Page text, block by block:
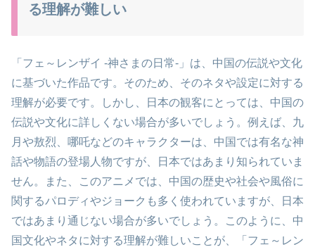
る理解が難しい
「フェ～レンザイ -神さまの日常-」は、中国の伝説や文化
に基づいた作品です。そのため、そのネタや設定に対する
理解が必要です。しかし、日本の観客にとっては、中国の
伝説や文化に詳しくない場合が多いでしょう。例えば、九
月や敖烈、哪吒などのキャラクターは、中国では有名な神
話や物語の登場人物ですが、日本ではあまり知られていま
せん。また、このアニメでは、中国の歴史や社会や風俗に
関するパロディやジョークも多く使われていますが、日本
ではあまり通じない場合が多いでしょう。このように、中
国文化やネタに対する理解が難しいことが、「フェ～レン